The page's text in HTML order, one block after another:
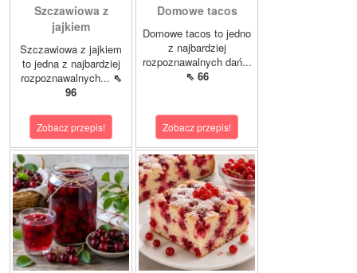
Szczawiowa z
jajkiem
Szczawiowa z jajkiem
to jedna z najbardziej
rozpoznawalnych... ⇖
96
Zobacz przepis!
Domowe tacos
Domowe tacos to jedno
z najbardziej
rozpoznawalnych dań...
⇖ 66
Zobacz przepis!